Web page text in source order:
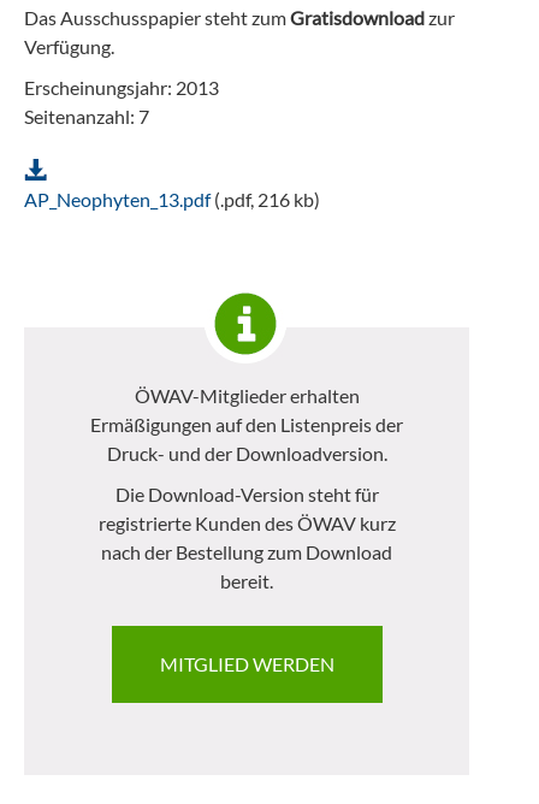
Das Ausschusspapier steht zumGratisdownloadzur
Verfügung.
Erscheinungsjahr: 2013
Seitenanzahl: 7
AP_Neophyten_13.pdf(.pdf, 216 kb)
ÖWAV-Mitglieder erhalten
Ermäßigungen auf den Listenpreis der
Druck- und der Downloadversion.
Die Download-Version steht für
registrierte Kunden des ÖWAV kurz
nach der Bestellung zum Download
bereit.
MITGLIED WERDEN